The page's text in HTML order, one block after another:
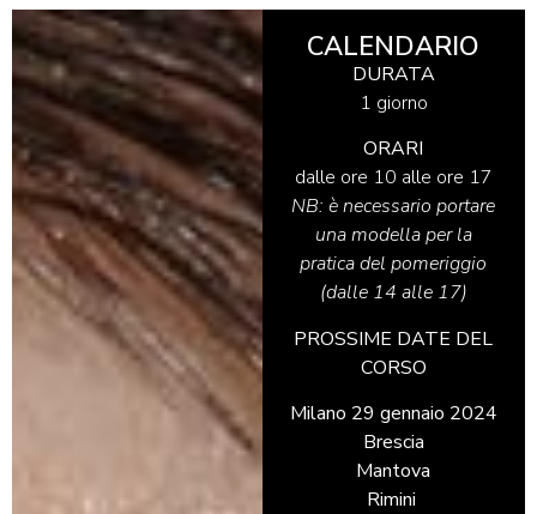
CALENDARIO
DURATA
1 giorno
ORARI
dalle ore 10 alle ore 17
NB: è necessario portare
una modella per la
pratica del pomeriggio
(dalle 14 alle 17)
PROSSIME DATE DEL
CORSO
Milano 29 gennaio 2024
Brescia
Mantova
Rimini